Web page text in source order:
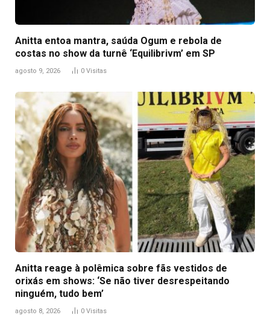
Anitta entoa mantra, saúda Ogum e rebola de
costas no show da turnê ‘Equilibrivm’ em SP
agosto 9, 2026 0 Visitas
Anitta reage à polêmica sobre fãs vestidos de
orixás em shows: ‘Se não tiver desrespeitando
ninguém, tudo bem’
agosto 8, 2026 0 Visitas